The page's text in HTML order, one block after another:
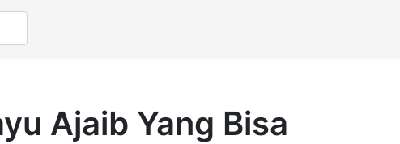
Ajaib Yang Bisa